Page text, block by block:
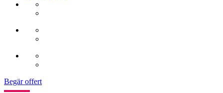
Begär offert